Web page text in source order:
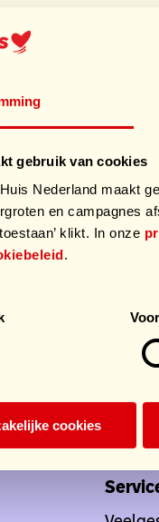
gebruik van cookies
Nederland maakt
en campagnes
klikt. In onze
.
cookies